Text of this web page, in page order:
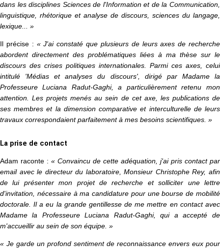
dans les disciplines Sciences de l'Information et de la Communication,
linguistique, rhétorique et analyse de discours, sciences du langage,
lexique... »
Il précise : « J'ai constaté que plusieurs de leurs axes de recherche
abordent directement des problématiques liées à ma thèse sur le
discours des crises politiques internationales. Parmi ces axes, celui
intitulé 'Médias et analyses du discours', dirigé par Madame la
Professeure Luciana Radut-Gaghi, a particulièrement retenu mon
attention. Les projets menés au sein de cet axe, les publications de
ses membres et la dimension comparative et interculturelle de leurs
travaux correspondaient parfaitement à mes besoins scientifiques. »
La prise de contact
Adam raconte : « Convaincu de cette adéquation, j'ai pris contact par
email avec le directeur du laboratoire, Monsieur Christophe Rey, afin
de lui présenter mon projet de recherche et solliciter une lettre
d'invitation, nécessaire à ma candidature pour une bourse de mobilité
doctorale. Il a eu la grande gentillesse de me mettre en contact avec
Madame la Professeure Luciana Radut-Gaghi, qui a accepté de
m'accueillir au sein de son équipe. »
« Je garde un profond sentiment de reconnaissance envers eux pour